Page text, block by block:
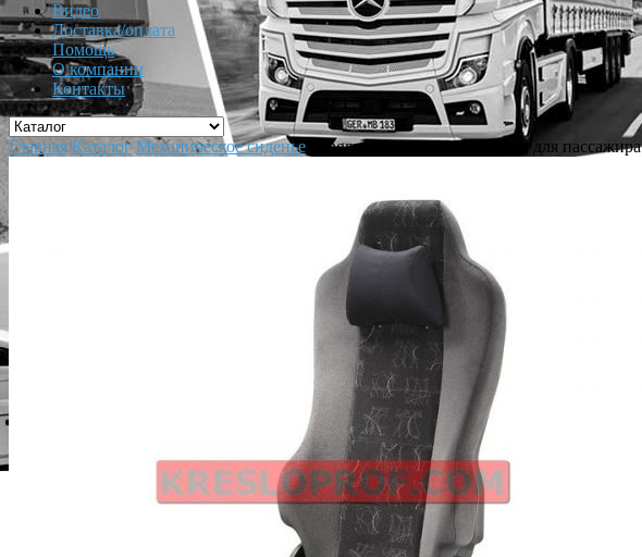
Видео
Доставка/оплата
Помощь
О компании
Контакты
Главная Каталог Механическое сиденье Kingman Static [MSG-90.5 S4] для пассажира